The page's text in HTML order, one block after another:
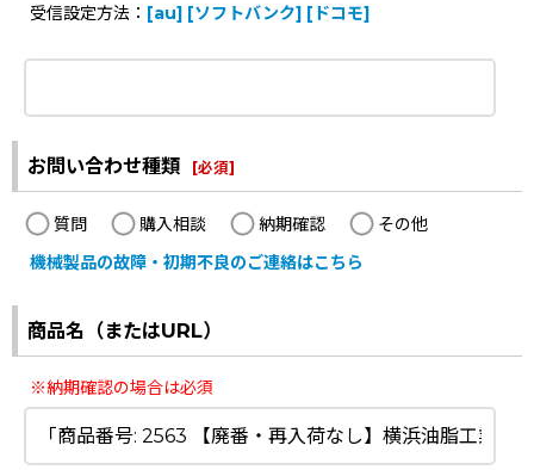
受信設定方法： [au] [ソフトバンク] [ドコモ]
お問い合わせ種類 [必須]
質問 購入相談 納期確認
その他
機械製品の故障・初期不良のご連絡はこちら
商品名（またはURL）
※納期確認の場合は必須